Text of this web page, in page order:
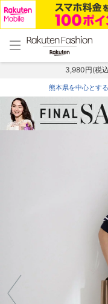
menu home
トップ
3,980円(税
熊本県を中心とす